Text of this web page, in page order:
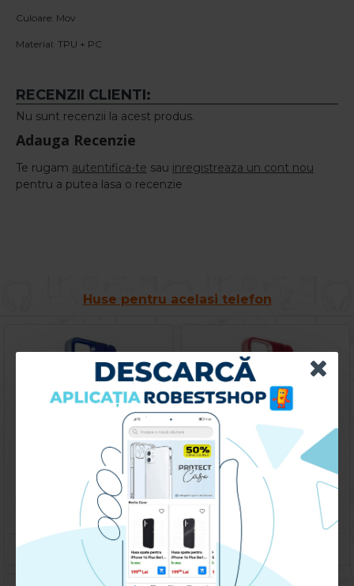
Culoare: Mov
Material: TPU + PC
RECENZII CLIENTI:
Nu sunt recenzii la acest produs.
Adauga Recenzie
Te rugam autentifica-te sau inregistreaza un cont nou
pentru a putea lasa o recenzie
Huse pentru acelasi telefon
Husa spate pentru Motorola Moto E22- Bozo case Albastru
59.90 lei
CUMPARA CUMPARA